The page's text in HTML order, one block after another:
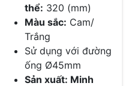
thể: 320 (mm)
Màu sắc: Cam/
Trắng
Sử dụng với đường
ống Ø45mm
Sản xuất: Minh